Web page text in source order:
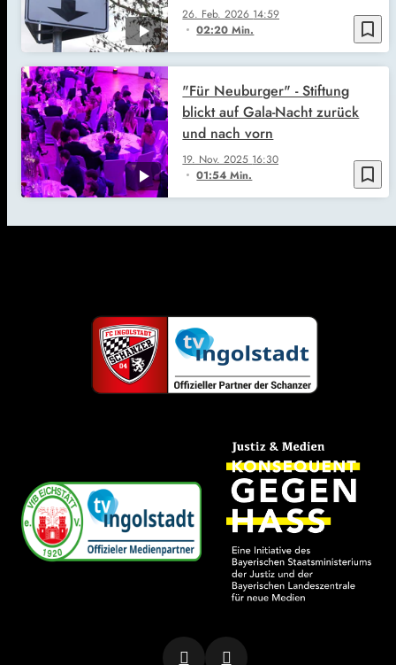
bookmark_border
26. Feb. 2026 14:59
02:20 Min.
bookmark_border
19. Nov. 2025 16:30
01:54 Min.
"Für Neuburger" - Stiftung
blickt auf Gala-Nacht zurück
und nach vorn